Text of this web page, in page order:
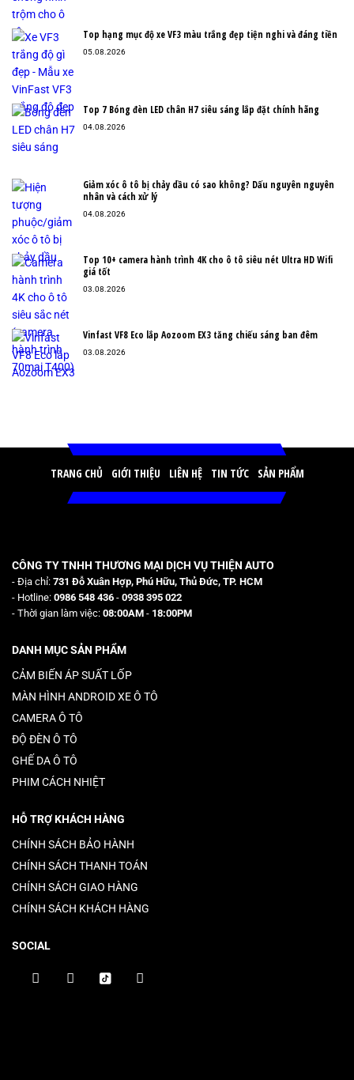
Top hạng mục độ xe VF3 màu trắng đẹp tiện nghi và đáng tiền
05.08.2026
Top 7 Bóng đèn LED chân H7 siêu sáng lắp đặt chính hãng
04.08.2026
Giảm xóc ô tô bị chảy dầu có sao không? Dấu nguyên nguyên
nhân và cách xử lý
04.08.2026
Top 10+ camera hành trình 4K cho ô tô siêu nét Ultra HD Wifi
giá tốt
03.08.2026
Vinfast VF8 Eco lắp Aozoom EX3 tăng chiếu sáng ban đêm
03.08.2026
TRANG CHỦ GIỚI THIỆU LIÊN HỆ TIN TỨC SẢN PHẨM
CÔNG TY TNHH THƯƠNG MẠI DỊCH VỤ THIỆN AUTO
- Địa chỉ: 731 Đỗ Xuân Hợp, Phú Hữu, Thủ Đức, TP. HCM
- Hotline: 0986 548 436 - 0938 395 022
- Thời gian làm việc: 08:00AM - 18:00PM
DANH MỤC SẢN PHẨM
CẢM BIẾN ÁP SUẤT LỐP
MÀN HÌNH ANDROID XE Ô TÔ
CAMERA Ô TÔ
ĐỘ ĐÈN Ô TÔ
GHẾ DA Ô TÔ
PHIM CÁCH NHIỆT
HỖ TRỢ KHÁCH HÀNG
CHÍNH SÁCH BẢO HÀNH
CHÍNH SÁCH THANH TOÁN
CHÍNH SÁCH GIAO HÀNG
CHÍNH SÁCH KHÁCH HÀNG
SOCIAL